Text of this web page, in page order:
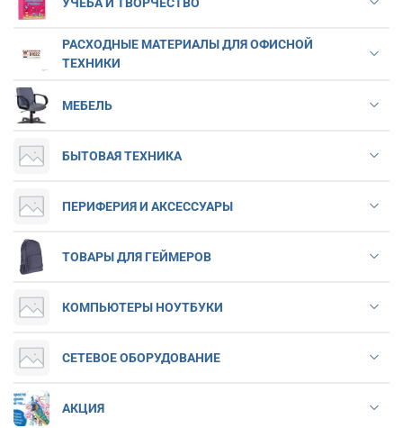
РАСХОДНЫЕ МАТЕРИАЛЫ ДЛЯ ОФИСНОЙ
ТЕХНИКИ
МЕБЕЛЬ
БЫТОВАЯ ТЕХНИКА
ПЕРИФЕРИЯ И АКСЕССУАРЫ
ТОВАРЫ ДЛЯ ГЕЙМЕРОВ
КОМПЬЮТЕРЫ НОУТБУКИ
СЕТЕВОЕ ОБОРУДОВАНИЕ
АКЦИЯ